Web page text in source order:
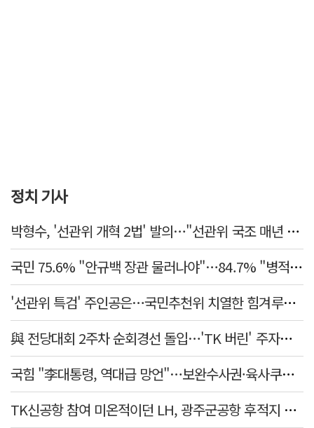
정치 기사
박형수, '선관위 개혁 2법' 발의…"선관위 국조 매년 실시"
국민 75.6% "안규백 장관 물러나야"…84.7% "병적기록부 공개해야"
'선관위 특검' 주인공은…국민추천위 치열한 힘겨루기 나설 듯
與 전당대회 2주차 순회경선 돌입…'TK 버린' 주자들 향배는?
국힘 "李대통령, 역대급 망언"…보완수사권·육사쿠데타·세제개편안·ETF '맹공'
TK신공항 참여 미온적이던 LH, 광주군공항 후적지 조성 앞장